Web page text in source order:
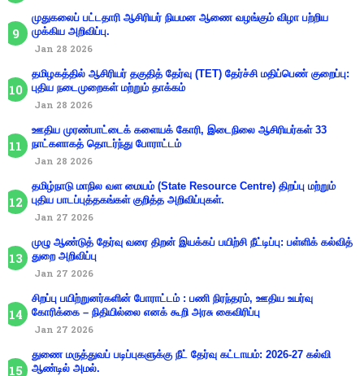
முதுகலைப் பட்டதாரி ஆசிரியர் நியமன ஆணை வழங்கும் விழா பற்றிய
முக்கிய அறிவிப்பு.
Jan 28 2026
தமிழகத்தில் ஆசிரியர் தகுதித் தேர்வு (TET) தேர்ச்சி மதிப்பெண் குறைப்பு:
புதிய நடைமுறைகள் மற்றும் தாக்கம்
Jan 28 2026
ஊதிய முரண்பாட்டைக் களையக் கோரி, இடைநிலை ஆசிரியர்கள் 33
நாட்களாகத் தொடர்ந்து போராட்டம்
Jan 28 2026
தமிழ்நாடு மாநில வள மையம் (State Resource Centre) திறப்பு மற்றும்
புதிய பாடப்புத்தகங்கள் குறித்த அறிவிப்புகள்.
Jan 27 2026
முழு ஆண்டுத் தேர்வு வரை திறன் இயக்கப் பயிற்சி நீட்டிப்பு: பள்ளிக் கல்வித்
துறை அறிவிப்பு
Jan 27 2026
சிறப்பு பயிற்றுனர்களின் போராட்டம் : பணி நிரந்தரம், ஊதிய உயர்வு
கோரிக்கை – நிதியில்லை எனக் கூறி அரசு கைவிரிப்பு
Jan 27 2026
துணை மருத்துவப் படிப்புகளுக்கு நீட் தேர்வு கட்டாயம்: 2026-27 கல்வி
ஆண்டில் அமல்.